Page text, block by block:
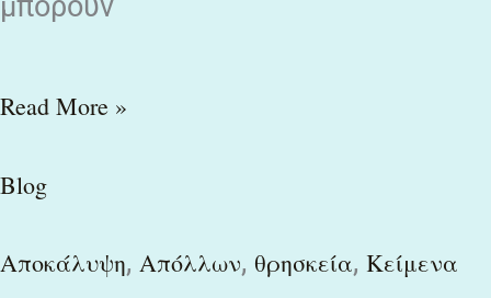
Read More »
Blog
Αποκάλυψη, Απόλλων, θρησκεία, Κείμενα